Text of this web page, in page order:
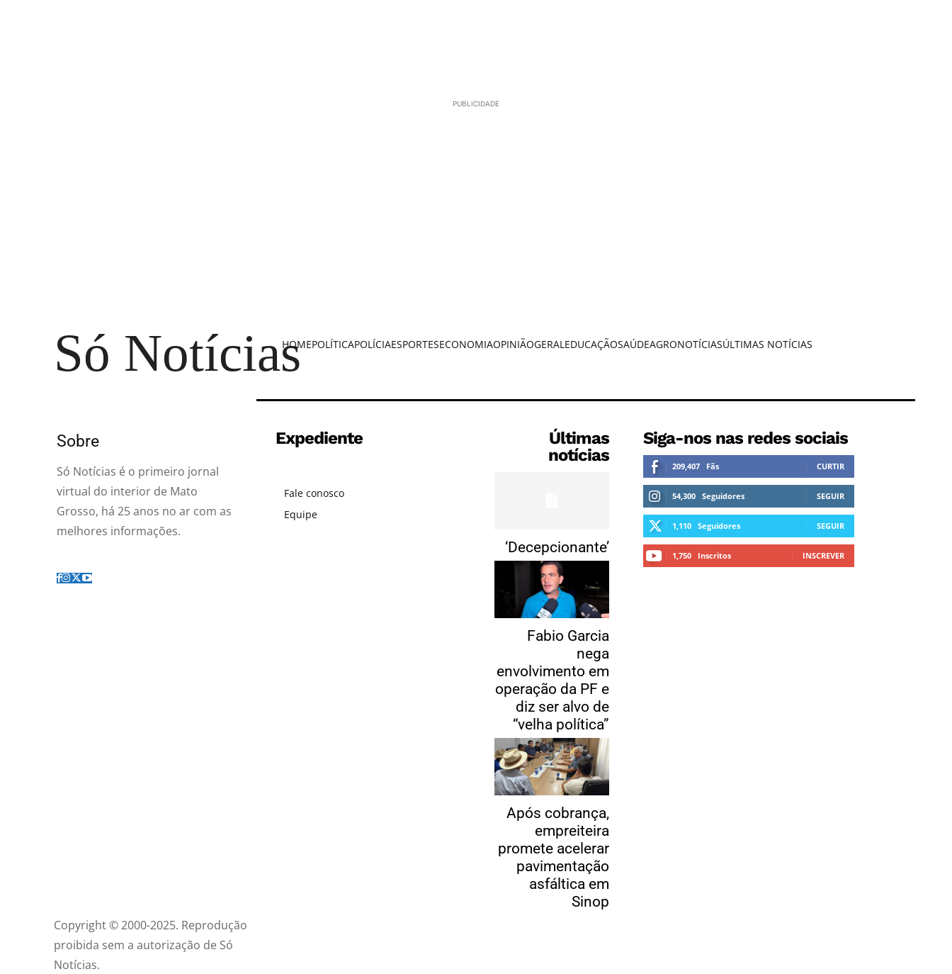
PUBLICIDADE
Só Notícias
HOMEPOLÍTICAPOLÍCIAESPORTESECONOMIAOPINIÃOGERALEDUCAÇÃOSAÚDEAGRONOTÍCIASÚLTIMAS NOTÍCIAS
Sobre
Só Notícias é o primeiro jornal
virtual do interior de Mato
Grosso, há 25 anos no ar com as
melhores informações.
Expediente
Fale conosco
Equipe
Últimas
notícias
‘Decepcionante’
Fabio Garcia
nega
envolvimento em
operação da PF e
diz ser alvo de
“velha política”
Após cobrança,
empreiteira
promete acelerar
pavimentação
asfáltica em
Sinop
Siga-nos nas redes sociais
209,407 Fãs CURTIR
54,300 Seguidores SEGUIR
1,110 Seguidores SEGUIR
1,750 Inscritos INSCREVER
Copyright © 2000-2025. Reprodução
proibida sem a autorização de Só
Notícias.